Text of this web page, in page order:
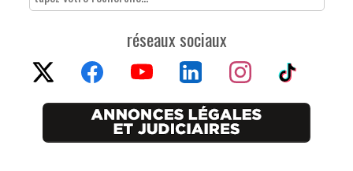
réseaux sociaux